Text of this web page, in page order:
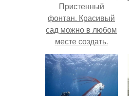
Пристенный
фонтан. Красивый
сад можно в любом
месте создать.